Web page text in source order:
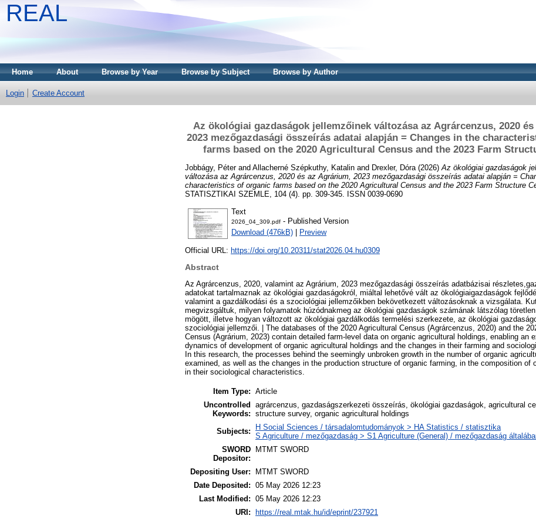
REAL
Home About Browse by Year Browse by Subject Browse by Author
Login Create Account
Az ökológiai gazdaságok jellemzőinek változása az Agrárcenzus, 2020
2023 mezőgazdasági összeírás adatai alapján = Changes in the
farms based on the 2020 Agricultural Census and the 2023 Farm
Jobbágy, Péterand Allacherné Szépkuthy, Katalin and Drexler, Dóra (2026) Az ökológiai gazdaságok
változása az Agrárcenzus, 2020 és az Agrárium, 2023 mezőgazdasági összeírás adatai alapján =
characteristics of organic farms based on the 2020 Agricultural Census and the 2023 Farm Structure
STATISZTIKAI SZEMLE, 104 (4). pp. 309-345. ISSN 0039-0690
Text
2026_04_309.pdf - Published Version
Download (476kB)
Preview
Official URL: https://doi.org/10.20311/stat2026.04.hu0309
Abstract
Az Agrárcenzus, 2020, valamint az Agrárium, 2023 mezőgazdasági összeírás adatbázisai
adatokat tartalmaznak az ökológiai gazdaságokról, miáltal lehetővé vált az ökológiaigazdaságok
valamint a gazdálkodási és a szociológiai jellemzőikben bekövetkezett változásoknak a vizsgálata.
megvizsgáltuk, milyen folyamatok húzódnakmeg az ökológiai gazdaságok számának látszólag
mögött, illetve hogyan változott az ökológiai gazdálkodás termelési szerkezete, az ökológiai
szociológiai jellemzői. | The databases of the 2020 Agricultural Census (Agrárcenzus, 2020) and the
Census (Agrárium, 2023) contain detailed farm-level data on organic agricultural holdings, enabling an
dynamics of development of organic agricultural holdings and the changes in their farming and
In this research, the processes behind the seemingly unbroken growth in the number of organic
examined, as well as the changes in the production structure of organic farming, in the composition of
in their sociological characteristics.
Item Type: Article
Uncontrolled
Keywords:
agrárcenzus, gazdaságszerkezeti összeírás, ökológiai gazdaságok, agricultural
structure survey, organic agricultural holdings
Subjects:
H Social Sciences / társadalomtudományok > HA Statistics / statisztika
S Agriculture / mezőgazdaság > S1 Agriculture (General) / mezőgazdaság
SWORD
Depositor:
MTMT SWORD
Depositing User:
MTMT SWORD
Date Deposited: 05 May 2026 12:23
Last Modified: 05 May 2026 12:23
URI:
https://real.mtak.hu/id/eprint/237921